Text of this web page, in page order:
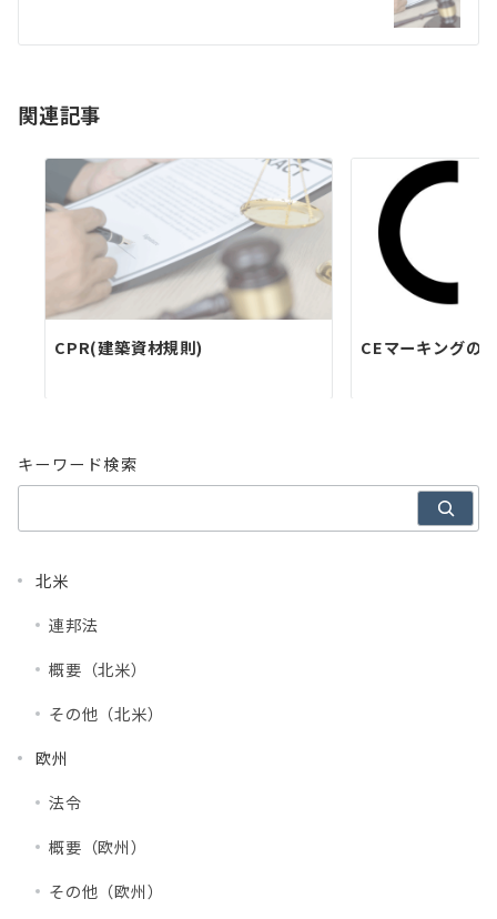
シ
ン
関連記事
CPR(建築資材規則) CEマーキングの
キーワード検索
北米
連邦法
概要（北米）
その他（北米）
欧州
法令
概要（欧州）
その他（欧州）